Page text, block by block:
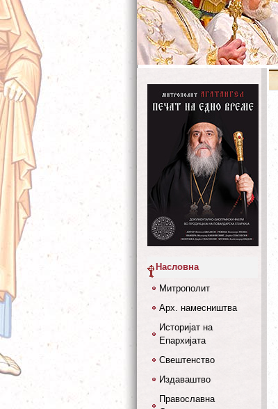
Насловна
Митрополит
Арх. намесништва
Историјат на
Епархијата
Свештенство
Издаваштво
Православна